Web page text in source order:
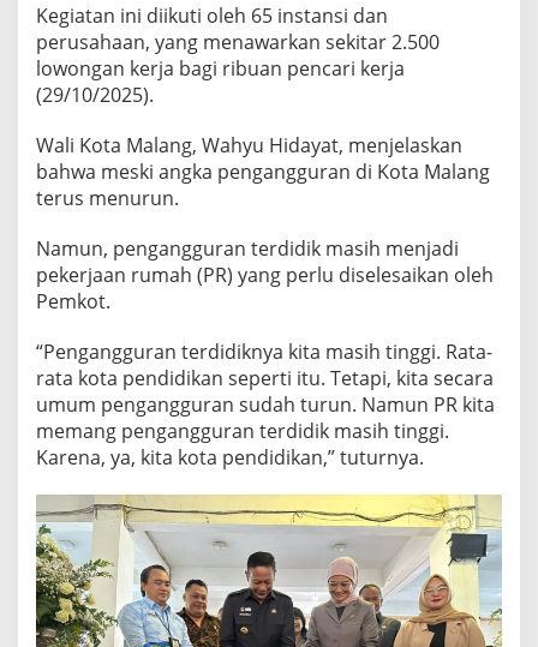
0
0
L
w
o
a
n
e
m
k
o
t
M
a
l
a
n
g
Kegiatan ini diikuti oleh 65 instansi dan
perusahaan, yang menawarkan sekitar 2.500
lowongan kerja bagi ribuan pencari kerja
(29/10/2025).
Wali Kota Malang, Wahyu Hidayat, menjelaskan
bahwa meski angka pengangguran di Kota Malang
terus menurun.
Namun, pengangguran terdidik masih menjadi
pekerjaan rumah (PR) yang perlu diselesaikan oleh
Pemkot.
“Pengangguran terdidiknya kita masih tinggi. Rata-
rata kota pendidikan seperti itu. Tetapi, kita secara
umum pengangguran sudah turun. Namun PR kita
memang pengangguran terdidik masih tinggi.
Karena, ya, kita kota pendidikan,” tuturnya.